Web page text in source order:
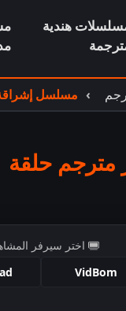
هندية
مسلسل إشراقة
حلقة 51
اختر سيرفر
VidBom